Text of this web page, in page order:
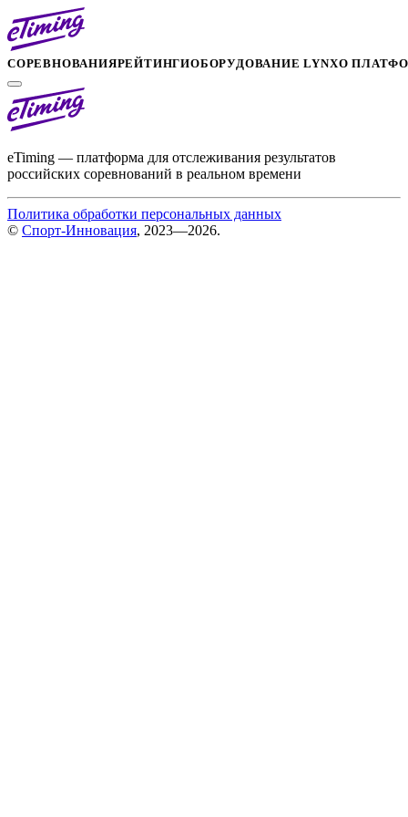
СОРЕВНОВАНИЯРЕЙТИНГИОБОРУДОВАНИЕ LYNXО
eTiming — платформа для отслеживания результатов
российских соревнований в реальном времени
Политика обработки персональных данных
© Спорт-Инновация, 2023—2026.